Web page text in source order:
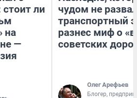
ли
на
—
чудом не
транспортный
разнес миф о
советских
Олег Арефьев
Блогер,